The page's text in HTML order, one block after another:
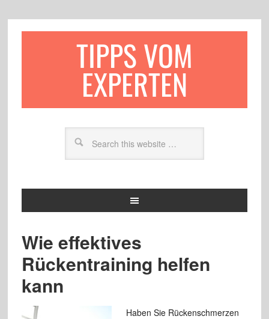
TIPPS VOM
EXPERTEN
Wie effektives
Rückentraining helfen
kann
Haben Sie Rückenschmerzen